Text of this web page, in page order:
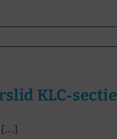
KLC‑sectie